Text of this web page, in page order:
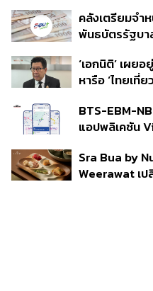
สิน’ สิริอายุ
เพื่อไทย-บุคค
คลังเตรียมจำ
พันธบัตรรัฐบา
ก.ย.นี้ อาจเพิ่ม
ขายแบบ
‘เอกนิติ’ เผยอ
หารือ ‘ไทยเที่
แสนล้าน มั่นใจง
ช่วยไทย พลัส’
BTS-EBM-
แอปพลิเคชัน
รถไฟฟ้า 3 สาย
ไทม์
Sra Bua by
Weerawat เป